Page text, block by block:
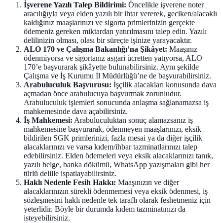
İşverene Yazılı Talep Bildirimi: Öncelikle işverene noter
aracılığıyla veya elden yazılı bir ihtar vererek, geciken/alacaklı
kaldığınız maaşlarınızı ve sigorta primlerinizin gerçekte
ödemeniz gereken miktardan yatırılmasını talep edin. Yazılı
delilinizin olması, olası bir süreçte işinize yarayacaktır.
ALO 170 ve Çalışma Bakanlığı’na Şikâyet: Maaşınız
ödenmiyorsa ve sigortanız asgari ücretten yatıyorsa, ALO
170’e başvurarak şikâyette bulunabilirsiniz. Aynı şekilde
Çalışma ve İş Kurumu İl Müdürlüğü’ne de başvurabilirsiniz.
Arabuluculuk Başvurusu: İşçilik alacakları konusunda dava
açmadan önce arabulucuya başvurmak zorunludur.
Arabuluculuk işlemleri sonucunda anlaşma sağlanamazsa iş
mahkemesinde dava açabilirsiniz.
İş Mahkemesi: Arabuluculuktan sonuç alamazsanız iş
mahkemesine başvurarak, ödenmeyen maaşlarınızı, eksik
bildirilen SGK primlerinizi, fazla mesai ya da diğer işçilik
alacaklarınızı ve varsa kıdem/ihbar tazminatlarınızı talep
edebilirsiniz. Elden ödemeleri veya eksik alacaklarınızı tanık,
yazılı belge, banka dökümü, WhatsApp yazışmaları gibi her
türlü delille ispatlayabilirsiniz.
Haklı Nedenle Fesih Hakkı: Maaşınızın ve diğer
alacaklarınızın sürekli ödenmemesi veya eksik ödenmesi, iş
sözleşmesini haklı nedenle tek taraflı olarak feshetmeniz için
yeterlidir. Böyle bir durumda kıdem tazminatınızı da
isteyebilirsiniz.